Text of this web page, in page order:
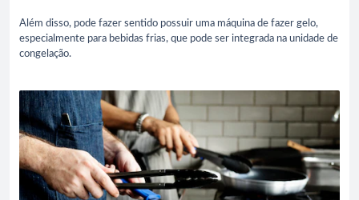
Além disso, pode fazer sentido possuir uma máquina de fazer gelo,
especialmente para bebidas frias, que pode ser integrada na unidade de
congelação.